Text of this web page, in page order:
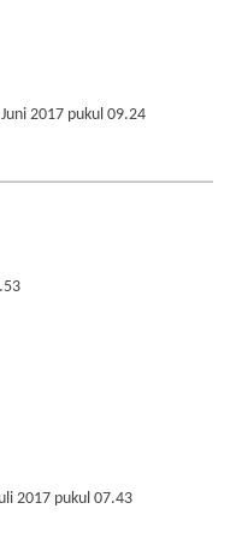
2017 pukul 09.24
2017 pukul 07.43